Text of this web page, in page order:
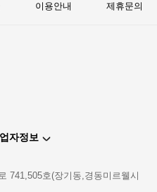
이용안내 제휴문의
자정보
741,505호(장기동,경동미르웰시